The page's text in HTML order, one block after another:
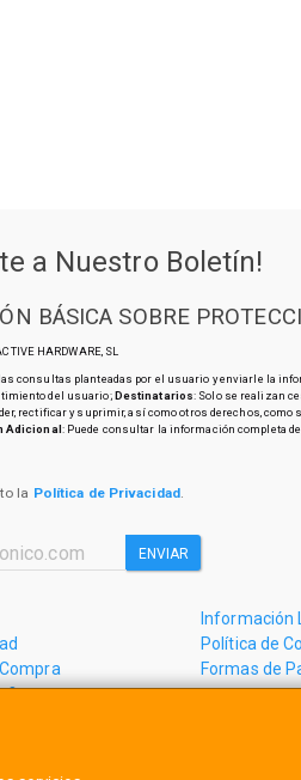
a Nuestro Boletín!
BÁSICA SOBRE
HARDWARE, SL
consultas planteadas por el usuario y enviarle la
del usuario;Destinatarios: Solo se realizan
rectificar y suprimir, así como otros derechos, como
Adicional: Puede consultar la información completa
la Política de Privacidad.
ENVIAR
Información
Política de
Formas de